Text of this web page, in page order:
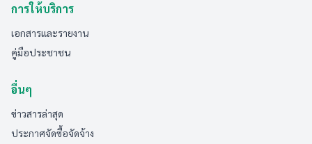
การให้บริการ
เอกสารและรายงาน
คู่มือประชาชน
อื่นๆ
ข่าวสารล่าสุด
ประกาศจัดซื้อจัดจ้าง